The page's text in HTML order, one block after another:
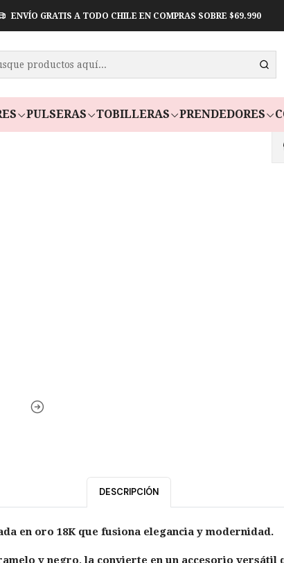
PULSERAS TOBILLERAS PRENDEDORES
ENVÍO GRATIS A TODO CHILE EN COMPRAS SOBRE $69.990
Paga en 3
DESCRIPCIÓN
en oro 18K que fusiona elegancia y modernidad.
y negro, la convierte en un accesorio